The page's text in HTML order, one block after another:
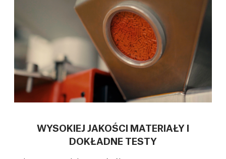
WYSOKIEJ JAKOŚCI MATERIAŁY I
DOKŁADNE TESTY